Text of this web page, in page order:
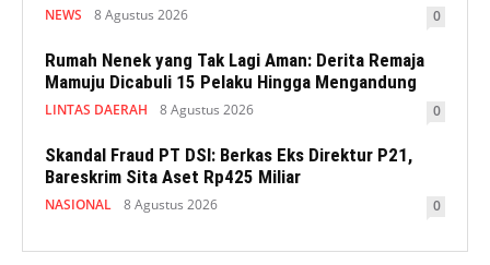
NEWS 8 Agustus 2026 0
Rumah Nenek yang Tak Lagi Aman: Derita Remaja
Mamuju Dicabuli 15 Pelaku Hingga Mengandung
LINTAS DAERAH 8 Agustus 2026 0
Skandal Fraud PT DSI: Berkas Eks Direktur P21,
Bareskrim Sita Aset Rp425 Miliar
NASIONAL 8 Agustus 2026 0